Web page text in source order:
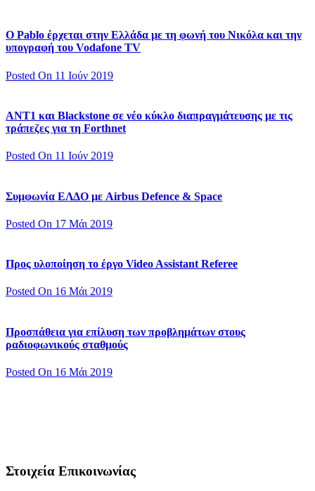
Ο Pablo έρχεται στην Ελλάδα με τη φωνή του Νικόλα και την
υπογραφή του Vodafone TV
Posted On 11 Ιούν 2019
ΑΝΤ1 και Blackstone σε νέο κύκλο διαπραγμάτευσης με τις
τράπεζες για τη Forthnet
Posted On 11 Ιούν 2019
Συμφωνία ΕΛΔΟ με Airbus Defence & Space
Posted On 17 Μάι 2019
Προς υλοποίηση το έργο Video Assistant Referee
Posted On 16 Μάι 2019
Προσπάθεια για επίλυση των προβλημάτων στους
ραδιοφωνικούς σταθμούς
Posted On 16 Μάι 2019
Στοιχεία Επικοινωνίας